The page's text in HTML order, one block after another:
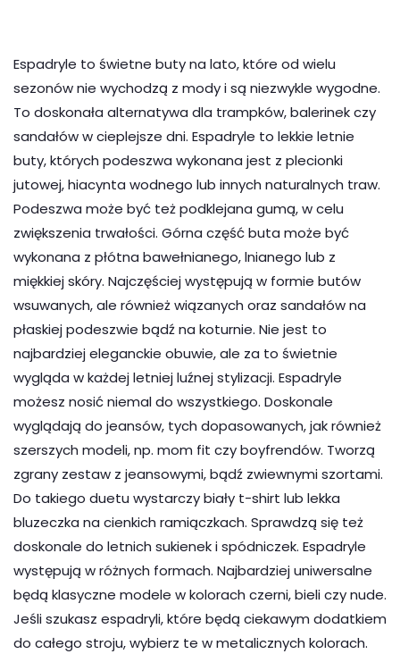
Espadryle to świetne buty na lato, które od wielu
sezonów nie wychodzą z mody i są niezwykle wygodne.
To doskonała alternatywa dla trampków, balerinek czy
sandałów w cieplejsze dni. Espadryle to lekkie letnie
buty, których podeszwa wykonana jest z plecionki
jutowej, hiacynta wodnego lub innych naturalnych traw.
Podeszwa może być też podklejana gumą, w celu
zwiększenia trwałości. Górna część buta może być
wykonana z płótna bawełnianego, lnianego lub z
miękkiej skóry. Najczęściej występują w formie butów
wsuwanych, ale również wiązanych oraz sandałów na
płaskiej podeszwie bądź na koturnie. Nie jest to
najbardziej eleganckie obuwie, ale za to świetnie
wygląda w każdej letniej luźnej stylizacji. Espadryle
możesz nosić niemal do wszystkiego. Doskonale
wyglądają do jeansów, tych dopasowanych, jak również
szerszych modeli, np. mom fit czy boyfrendów. Tworzą
zgrany zestaw z jeansowymi, bądź zwiewnymi szortami.
Do takiego duetu wystarczy biały t-shirt lub lekka
bluzeczka na cienkich ramiączkach. Sprawdzą się też
doskonale do letnich sukienek i spódniczek. Espadryle
występują w różnych formach. Najbardziej uniwersalne
będą klasyczne modele w kolorach czerni, bieli czy nude.
Jeśli szukasz espadryli, które będą ciekawym dodatkiem
do całego stroju, wybierz te w metalicznych kolorach.